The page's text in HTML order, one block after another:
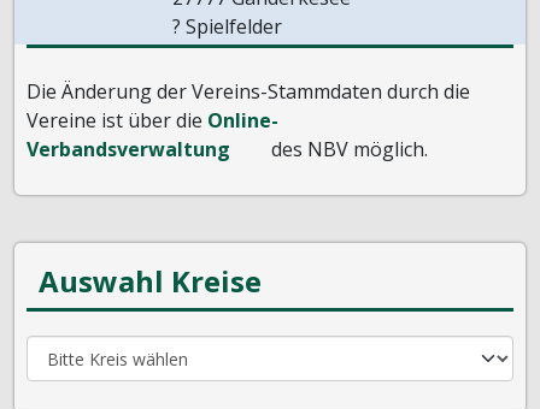
? Spielfelder
Die Änderung der Vereins-Stammdaten durch die
Vereine ist über die Online-
Verbandsverwaltung
des NBV möglich.
Auswahl Kreise